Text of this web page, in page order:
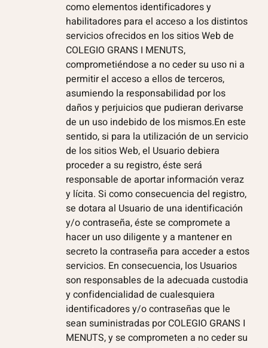
como elementos identificadores y
habilitadores para el acceso a los distintos
servicios ofrecidos en los sitios Web de
COLEGIO GRANS I MENUTS,
comprometiéndose a no ceder su uso ni a
permitir el acceso a ellos de terceros,
asumiendo la responsabilidad por los
daños y perjuicios que pudieran derivarse
de un uso indebido de los mismos.En este
sentido, si para la utilización de un servicio
de los sitios Web, el Usuario debiera
proceder a su registro, éste será
responsable de aportar información veraz
y lícita. Si como consecuencia del registro,
se dotara al Usuario de una identificación
y/o contraseña, éste se compromete a
hacer un uso diligente y a mantener en
secreto la contraseña para acceder a estos
servicios. En consecuencia, los Usuarios
son responsables de la adecuada custodia
y confidencialidad de cualesquiera
identificadores y/o contraseñas que le
sean suministradas por COLEGIO GRANS I
MENUTS, y se comprometen a no ceder su